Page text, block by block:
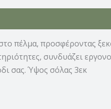
πέλμα, προσφέροντας
συνδυάζει
σας. Ύψος σόλας 3εκ